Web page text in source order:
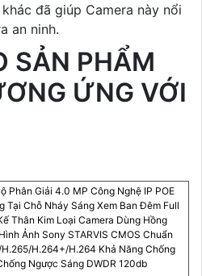
đã giúp Camera này nổi
an ninh.
SẢN PHẨM
ỨNG VỚI
Phân Giải 4.0 MP Công Nghệ IP POE
Tại Chỗ Nháy Sáng Xem Ban Đêm Full
Thân Kim Loại Camera Dùng Hồng
Ảnh Sony STARVIS CMOS Chuẩn
H.264+/H.264 Khả Năng Chống
Ngược Sáng DWDR 120db